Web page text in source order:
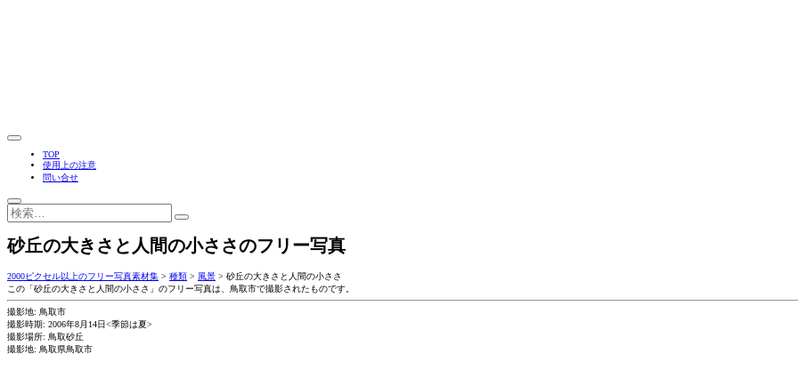
TOP
使用上の注意
問い合せ
砂丘の大きさと人間の小ささのフリー写真
2000ピクセル以上のフリー写真素材集 > 種類 > 風景 > 砂丘の大きさと人間の小ささ
この「砂丘の大きさと人間の小ささ」のフリー写真は、鳥取市で撮影されたものです。
撮影地: 鳥取市
撮影時期: 2006年8月14日<季節は夏>
撮影場所: 鳥取砂丘
撮影地: 鳥取県鳥取市